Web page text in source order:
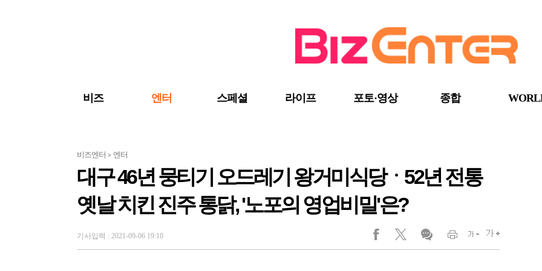
비즈 엔터 스페셜 라이프 포토·영상 종합
비즈엔터 > 엔터
대구 46년 뭉티기 오드레기 왕거미식당ㆍ52년 전통
옛날 치킨 진주 통닭, '노포의 영업비밀'은?
기사입력 : 2021-09-06 19:10